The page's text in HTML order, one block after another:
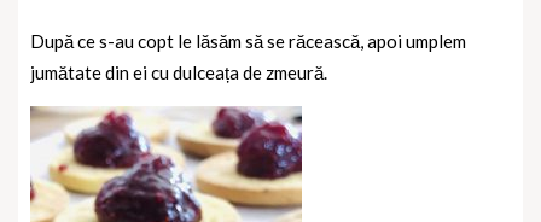
După ce s-au copt le lăsăm să se răcească, apoi umplem
jumătate din ei cu dulceața de zmeură.